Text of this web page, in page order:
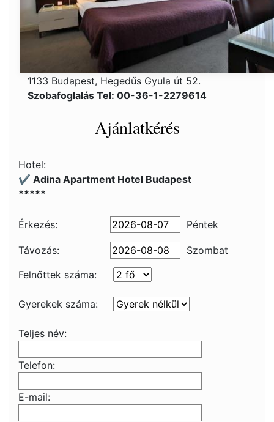
1133 Budapest, Hegedűs Gyula út 52.
Szobafoglalás Tel: 00-36-1-2279614
Ajánlatkérés
Hotel:
✔️ Adina Apartment Hotel Budapest
*****
Érkezés: Péntek
Távozás:
Szombat
Felnőttek száma:
Gyerekek száma:
Teljes név:
Telefon:
E-mail: